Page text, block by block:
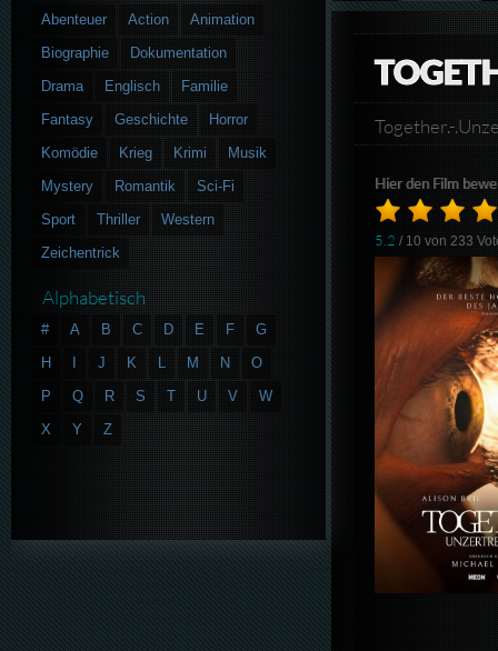
Together.-
Hier den Film
5.2 / 10 von233
Abenteuer Action
Animation
Biographie
Dokumentation
Drama
Englisch
Familie
Fantasy
Geschichte
Horror
Komödie
Krieg Krimi
Musik
Mystery
Romantik
Sci-Fi
Sport
Thriller
Western
Zeichentrick
Alphabetisch
# A B C D E F
G
H
J K L M N
O
P
Q R S T U V
W
X
Y Z